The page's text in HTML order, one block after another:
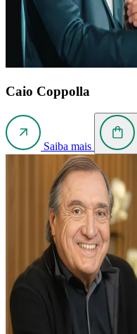
Caio Coppolla
Saiba mais